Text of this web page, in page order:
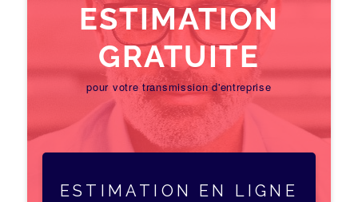
ESTIMATION
GRATUITE
pour votre transmission d'entreprise
ESTIMATION EN LIGNE